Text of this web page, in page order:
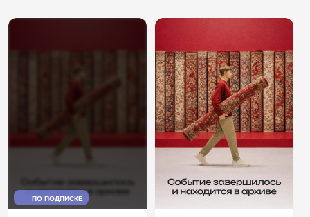
ПО ПОДПИСКЕ